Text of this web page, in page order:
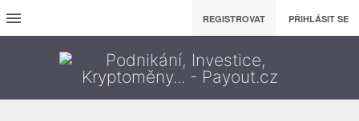
REGISTROVAT PŘIHLÁSIT SE